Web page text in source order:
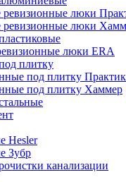
люки
люки
люки ERA
плитку
под плитку
под плитку Хаммер
Hesler
Зубр
канализации